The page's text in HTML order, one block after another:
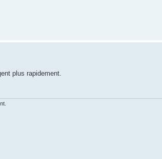
plus rapidement.